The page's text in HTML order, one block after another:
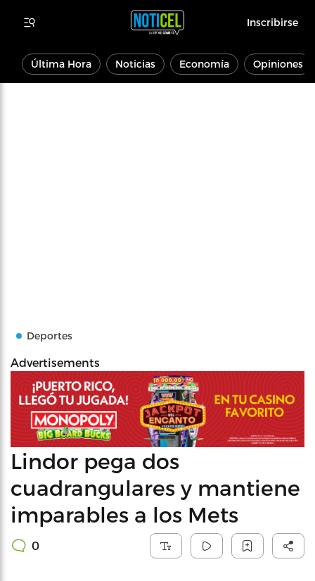
Inscribirse
Última Hora Noticias Economía Opiniones
Deportes
Advertisements
Lindor pega dos
cuadrangulares y mantiene
imparables a los Mets
0